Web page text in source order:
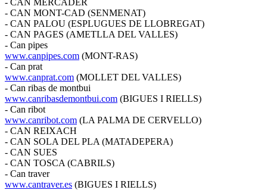
- CAN MERCADER
- CAN MONT-CAD (SENMENAT)
- CAN PALOU (ESPLUGUES DE LLOBREGAT)
- CAN PAGES (AMETLLA DEL VALLES)
- Can pipes
www.canpipes.com (MONT-RAS)
- Can prat
www.canprat.com (MOLLET DEL VALLES)
- Can ribas de montbui
www.canribasdemontbui.com (BIGUES I RIELLS)
- Can ribot
www.canribot.com (LA PALMA DE CERVELLO)
- CAN REIXACH
- CAN SOLA DEL PLA (MATADEPERA)
- CAN SUES
- CAN TOSCA (CABRILS)
- Can traver
www.cantraver.es (BIGUES I RIELLS)